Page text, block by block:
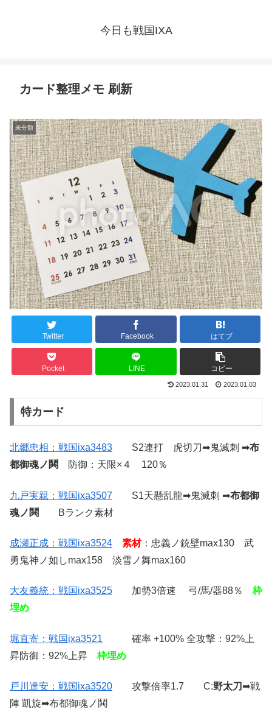
今日も戦国IXA
カード整理メモ 刷新
未分類
Twitter Facebook はてブ
Pocket LINE コピー
2023.01.31 2023.01.03
特カード
北郷忠相：戦国ixa3483 S2連打 虎切刀➡鬼滅刺 ➡布
都御魂ノ鬨
防御：天限×４ 120％
九戸実親：戦国ixa3507 S1天懸乱龍➡鬼滅刺 ➡布都御
魂ノ鬨
Bランク素材
成瀬正成：戦国ixa3524 素材：忠義ノ銃壁max130 武
勇鬼神ノ如しmax158 淡雪ノ舞max160
大友義統：戦国ixa3525 加勢3倍速 弓/馬/器88％ 枠
埋め
堀直寄：戦国ixa3521 確率 +100% 全攻撃：92%上
昇防御：92%上昇 枠埋め
戸川達安：戦国ixa3520 攻撃倍率1.7 C:野太刀 ➡戦
陣 凱旋➡布都御魂ノ鬨